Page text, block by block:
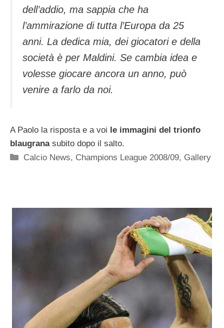
dell’addio, ma sappia che ha
l’ammirazione di tutta l’Europa da 25
anni. La dedica mia, dei giocatori e della
società è per Maldini. Se cambia idea e
volesse giocare ancora un anno, può
venire a farlo da noi.
A Paolo la risposta e a voi le immagini del trionfo
blaugranasubito dopo il salto.
Categorie
Calcio News, Champions League 2008/09, Gallery